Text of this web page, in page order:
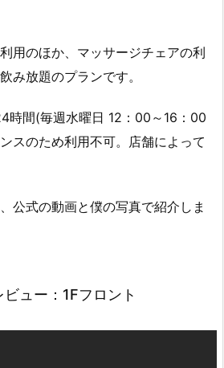
用のほか、マッサージチェアの利
み放題のプランです。
時間(毎週水曜日 12：00～16：00
スのため利用不可。店舗によって
公式の動画と僕の写真で紹介しま
ュー：1Fフロント